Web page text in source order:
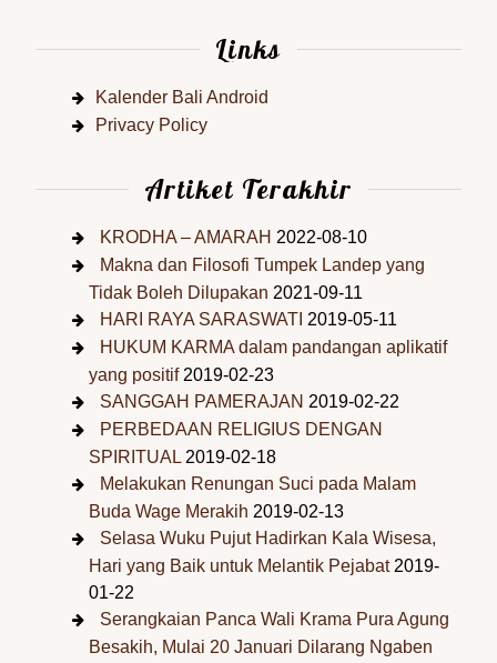
Links
Kalender Bali Android
Privacy Policy
Artiket Terakhir
KRODHA – AMARAH 2022-08-10
Makna dan Filosofi Tumpek Landep yang
Tidak Boleh Dilupakan 2021-09-11
HARI RAYA SARASWATI 2019-05-11
HUKUM KARMA dalam pandangan aplikatif
yang positif 2019-02-23
SANGGAH PAMERAJAN 2019-02-22
PERBEDAAN RELIGIUS DENGAN
SPIRITUAL 2019-02-18
Melakukan Renungan Suci pada Malam
Buda Wage Merakih 2019-02-13
Selasa Wuku Pujut Hadirkan Kala Wisesa,
Hari yang Baik untuk Melantik Pejabat 2019-
01-22
Serangkaian Panca Wali Krama Pura Agung
Besakih, Mulai 20 Januari Dilarang Ngaben